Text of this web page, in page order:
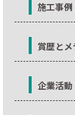
施工事
賞歴と
企業活